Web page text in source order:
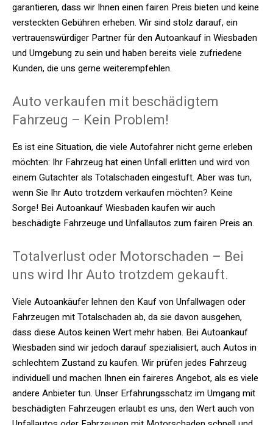
garantieren, dass wir Ihnen einen fairen Preis bieten und keine
versteckten Gebühren erheben. Wir sind stolz darauf, ein
vertrauenswürdiger Partner für den Autoankauf in Wiesbaden
und Umgebung zu sein und haben bereits viele zufriedene
Kunden, die uns gerne weiterempfehlen.
Auto verkaufen mit beschädigtem
Fahrzeug – Kein Problem!
Es ist eine Situation, die viele Autofahrer nicht gerne erleben
möchten: Ihr Fahrzeug hat einen Unfall erlitten und wird von
einem Gutachter als Totalschaden eingestuft. Aber was tun,
wenn Sie Ihr Auto trotzdem verkaufen möchten? Keine
Sorge! Bei Autoankauf Wiesbaden kaufen wir auch
beschädigte Fahrzeuge und Unfallautos zum fairen Preis an.
Totalverlust oder Motorschaden – Bei
uns wird Ihr Auto trotzdem gekauft.
Viele Autoankäufer lehnen den Kauf von Unfallwagen oder
Fahrzeugen mit Totalschaden ab, da sie davon ausgehen,
dass diese Autos keinen Wert mehr haben. Bei Autoankauf
Wiesbaden sind wir jedoch darauf spezialisiert, auch Autos in
schlechtem Zustand zu kaufen. Wir prüfen jedes Fahrzeug
individuell und machen Ihnen ein faireres Angebot, als es viele
andere Anbieter tun. Unser Erfahrungsschatz im Umgang mit
beschädigten Fahrzeugen erlaubt es uns, den Wert auch von